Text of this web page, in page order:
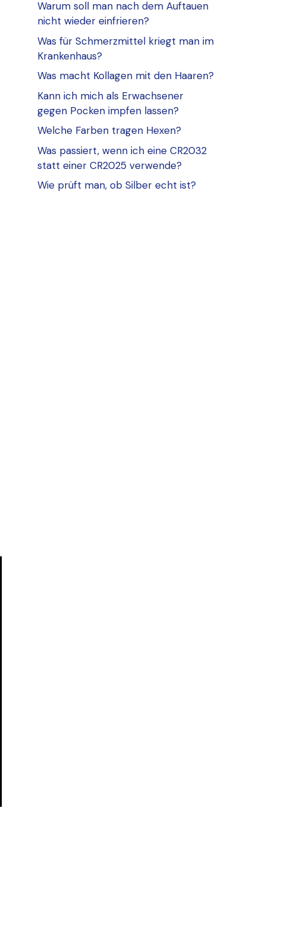
Warum soll man nach dem Auftauen
nicht wieder einfrieren?
Was für Schmerzmittel kriegt man im
Krankenhaus?
Was macht Kollagen mit den Haaren?
Kann ich mich als Erwachsener
gegen Pocken impfen lassen?
Welche Farben tragen Hexen?
Was passiert, wenn ich eine CR2032
statt einer CR2025 verwende?
Wie prüft man, ob Silber echt ist?